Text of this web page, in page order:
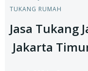
TUKANG RUMAH
Jasa Tukang
Jakarta